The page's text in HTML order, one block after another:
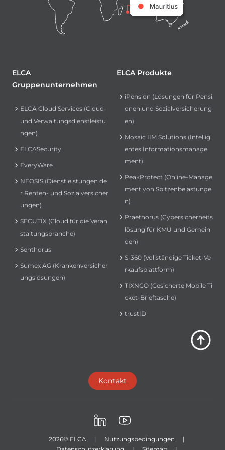
ELCA
Gruppenunternehmen
ELCA Cloud Services (Cloud-
und Verwaltungsdienstleistu
ngen)
ELCASecurity
EveryWare
NEOSIS (Dienstleistungen de
r Renten- und Sozialversicher
ungen)
SECUTIX (Cloud für die Veran
staltungsbranche)
Senthorus
Sumex AG (Krankenversicher
ungslösungen)
ELCA Produkte
iPension (Lösungen für Pensi
onen und Sozialversicherung
en)
Mosaic IIM Solutions (Intellig
entes Informationsmanage
ment)
PeakProtect (Online-Manage
ment von Spitzenbelastunge
n)
Praethorus (Cybersicherheits
lösung für KMU und Gemein
den)
S-360 (Vollständige Ticket-Ve
rkaufsplattform)
TIXNGO (Gesicherte Mobile Ti
cket-Brieftasche)
trustID
Kontakt
LinkedInYoutube
2026© ELCA | Nutzungsbedingungen
|